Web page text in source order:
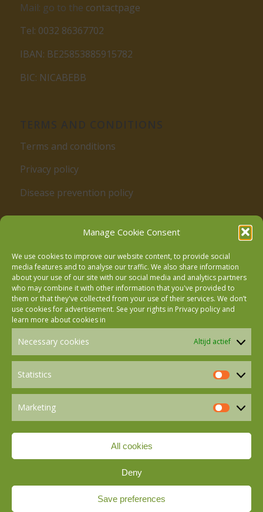
Manage Cookie Consent
We use cookies to improve our website content, to provide social
media features and to analyse our traffic. We also share information
about your use of our site with our social media and analytics partners
who may combine it with other information that you've provided to
them or that they've collected from your use of their services. We don’t
use cookies for advertisement. See your rights in Privacy policy and
learn more about cookies in
Necessary cookies Altijd actief
Statistics
Statistics
Marketing
All cookies
Deny
Save preferences
Mail: go to the contactpage
Tel: 0032 86367702
IBAN: BE25853885915782
BIC: NICABEBB
Terms and conditions
Privacy policy
Disease prevention policy
Follow us on Facebook
Follow us on Instagram
Follow us on BlueSky